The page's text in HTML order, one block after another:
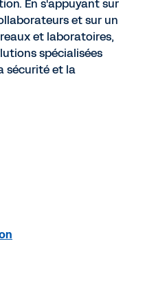
En s'appuyant sur
et sur un
et laboratoires,
spécialisées
sécurité et la